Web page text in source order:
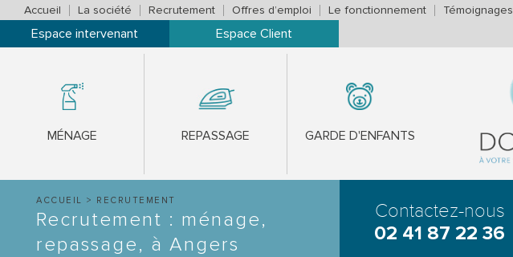
Accueil La société Recrutement Offres d’emploi Le fonctionnement Témoignages
Espace intervenant Espace Client
MÉNAGE REPASSAGE GARDE D'ENFANTS
ACCUEIL > RECRUTEMENT
Recrutement : ménage,
repassage, à Angers
Contactez-nous
02 41 87 22 36